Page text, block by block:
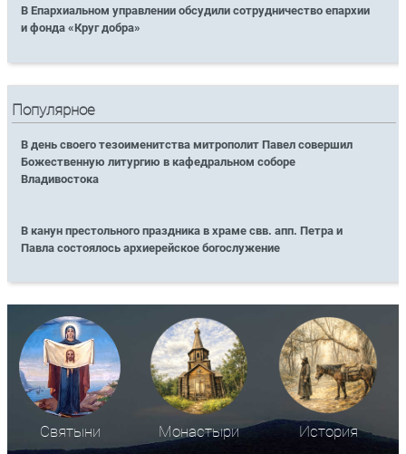
В Епархиальном управлении обсудили сотрудничество епархии
и фонда «Круг добра»
Популярное
В день своего тезоименитства митрополит Павел совершил
Божественную литургию в кафедральном соборе
Владивостока
В канун престольного праздника в храме свв. апп. Петра и
Павла состоялось архиерейское богослужение
Святыни Монастыри История